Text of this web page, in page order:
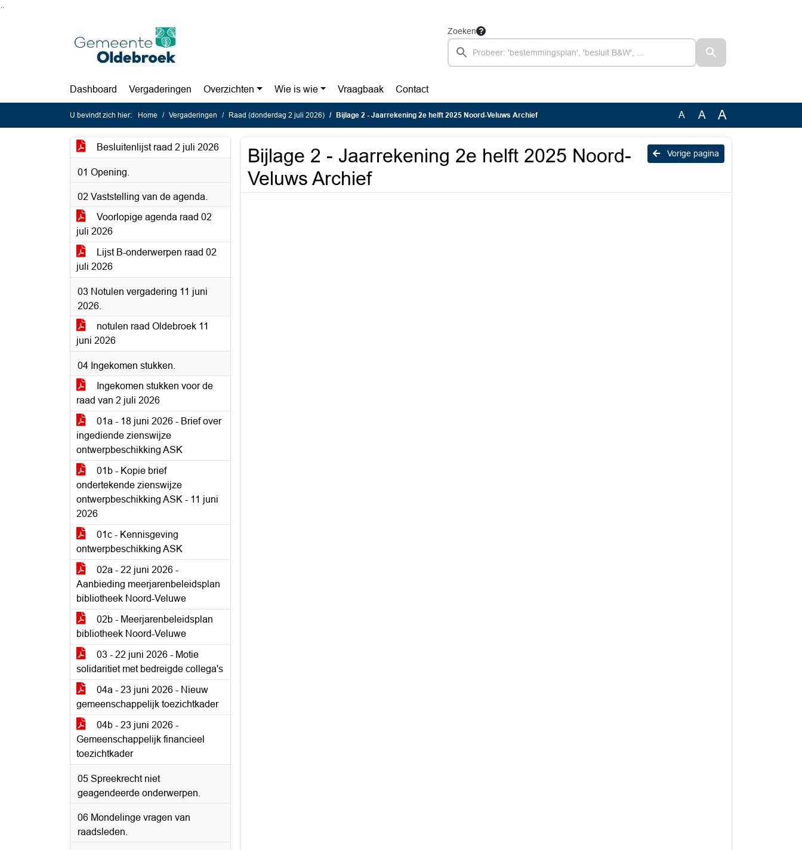
Zoeken
Dashboard Vergaderingen Overzichten Wie is wie Vraagbaak Contact
U bevindt zich hier: Home Vergaderingen Raad (donderdag 2 juli 2026) Bijlage 2 - Jaarrekening 2e helft 2025 Noord-Veluws Archief A A A
Besluitenlijst raad 2 juli 2026
01 Opening.
02 Vaststelling van de agenda.
Voorlopige agenda raad 02
juli 2026
Lijst B-onderwerpen raad 02
juli 2026
03 Notulen vergadering 11 juni
2026.
notulen raad Oldebroek 11
juni 2026
04 Ingekomen stukken.
Ingekomen stukken voor de
raad van 2 juli 2026
01a - 18 juni 2026 - Brief over
ingediende zienswijze
ontwerpbeschikking ASK
01b - Kopie brief
ondertekende zienswijze
ontwerpbeschikking ASK - 11 juni
2026
01c - Kennisgeving
ontwerpbeschikking ASK
02a - 22 juni 2026 -
Aanbieding meerjarenbeleidsplan
bibliotheek Noord-Veluwe
02b - Meerjarenbeleidsplan
bibliotheek Noord-Veluwe
03 - 22 juni 2026 - Motie
solidaritiet met bedreigde collega's
04a - 23 juni 2026 - Nieuw
gemeenschappelijk toezichtkader
04b - 23 juni 2026 -
Gemeenschappelijk financieel
toezichtkader
05 Spreekrecht niet
geagendeerde onderwerpen.
06 Mondelinge vragen van
raadsleden.
Vorige pagina
Bijlage 2 - Jaarrekening 2e helft 2025 Noord-
Veluws Archief